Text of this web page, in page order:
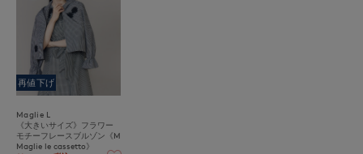
再値下げ
Maglie L
《大きいサイズ》フラワー
モチーフレースブルゾン《M
Maglie le cassetto》